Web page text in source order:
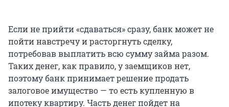
Если не прийти «сдаваться» сразу, банк может не
пойти навстречу и расторгнуть сделку,
потребовав выплатить всю сумму займа разом.
Таких денег, как правило, у заемщиков нет,
поэтому банк принимает решение продать
залоговое имущество — то есть купленную в
ипотеку квартиру. Часть денег пойдет на